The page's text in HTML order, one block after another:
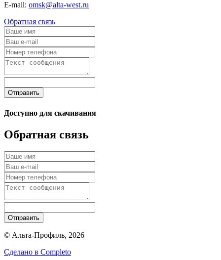
E-mail: omsk@alta-west.ru
Обратная связь
Отправить
Доступно для скачивания
Обратная связь
Отправить
© Альта-Профиль, 2026
Сделано в Completo